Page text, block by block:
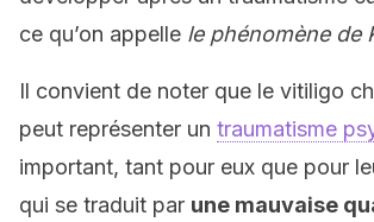
ce qu’on appelle le phénomène de
Il convient de noter que le vitiligo
peut représenter un traumatisme
important, tant pour eux que pour
qui se traduit par une mauvaise